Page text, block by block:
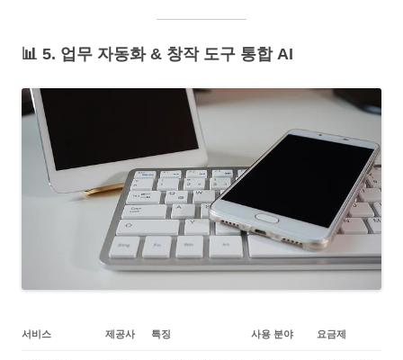
📊 5. 업무 자동화 & 창작 도구 통합 AI
서비스 제공사 특징 사용 분야 요금제